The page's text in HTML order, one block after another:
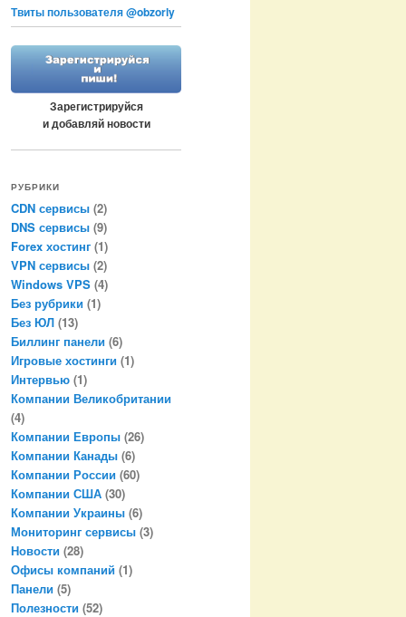
Твиты пользователя @obzorly
Зарегистрируйся
и добавляй новости
РУБРИКИ
CDN сервисы (2)
DNS сервисы (9)
Forex хостинг (1)
VPN сервисы (2)
Windows VPS (4)
Без рубрики (1)
Без ЮЛ (13)
Биллинг панели (6)
Игровые хостинги (1)
Интервью (1)
Компании Великобритании
(4)
Компании Европы (26)
Компании Канады (6)
Компании России (60)
Компании США (30)
Компании Украины (6)
Мониторинг сервисы (3)
Новости (28)
Офисы компаний (1)
Панели (5)
Полезности (52)